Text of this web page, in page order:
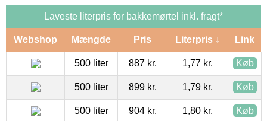
Laveste literpris for bakkemørtel inkl. fragt*
Webshop Mængde Pris Literpris ↓ Link
500 liter 887 kr. 1,77 kr. Køb
500 liter 899 kr. 1,79 kr. Køb
500 liter 904 kr. 1,80 kr. Køb